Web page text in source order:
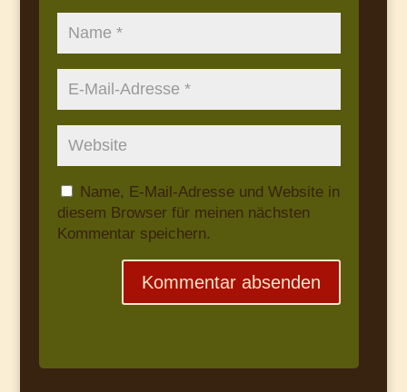
Name, E-Mail-Adresse und Website in
diesem Browser für meinen nächsten
Kommentar speichern.